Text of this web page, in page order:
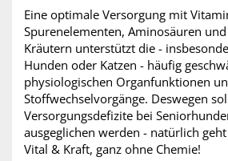
Eine optimale Versorgung mit
Spurenelementen, Aminosäuren
Kräutern unterstützt die -
Hunden oder Katzen - häufig
physiologischen Organfunktionen
Stoffwechselvorgänge. Deswegen
Versorgungsdefizite bei
ausgeglichen werden - natürlich
Vital & Kraft, ganz ohne Chemie!